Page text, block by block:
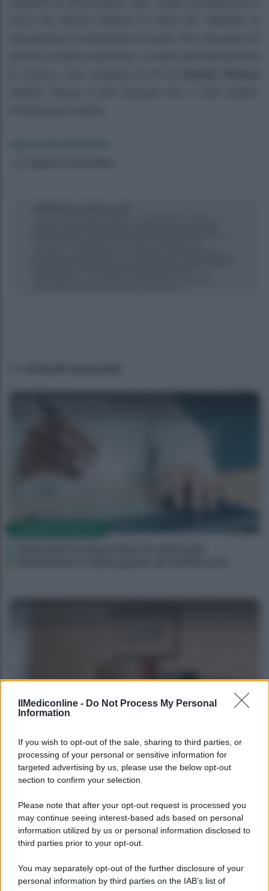
IlMediconline - Do Not Process My Personal
Information
If you wish to opt-out of the sale, sharing to third parties, or
processing of your personal or sensitive information for
targeted advertising by us, please use the below opt-out
section to confirm your selection.
Please note that after your opt-out request is processed you
may continue seeing interest-based ads based on personal
information utilized by us or personal information disclosed to
third parties prior to your opt-out.
You may separately opt-out of the further disclosure of your
personal information by third parties on the IAB’s list of
Le fiduciarie di emanazione bancaria a
supporto delle operazioni di finanza
straordinaria e riassetti societari: intervista ad
Agenzia EvolutionAdv